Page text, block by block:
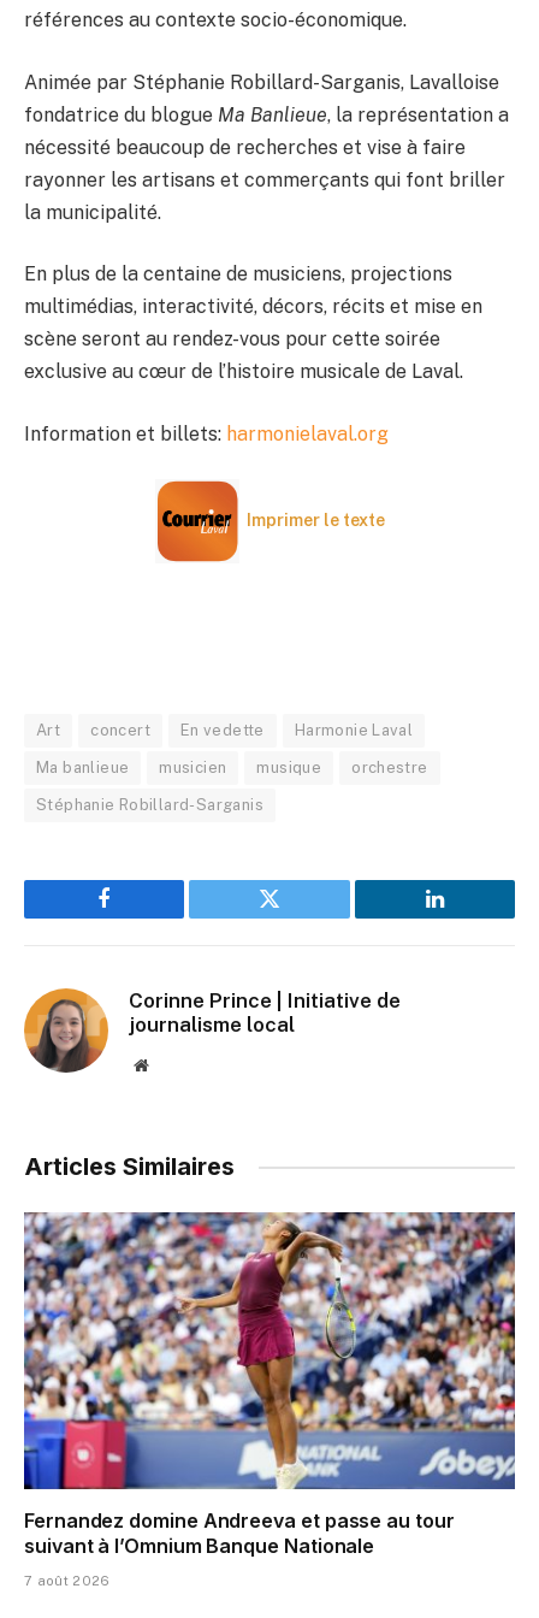
références au contexte socio-économique.
Animée par Stéphanie Robillard-Sarganis, Lavalloise
fondatrice du blogue Ma Banlieue, la représentation a
nécessité beaucoup de recherches et vise à faire
rayonner les artisans et commerçants qui font briller
la municipalité.
En plus de la centaine de musiciens, projections
multimédias, interactivité, décors, récits et mise en
scène seront au rendez-vous pour cette soirée
exclusive au cœur de l’histoire musicale de Laval.
Information et billets: harmonielaval.org
Imprimer le texte
Art concert En vedette Harmonie Laval
Ma banlieue musicien musique orchestre
Stéphanie Robillard-Sarganis
Facebook Twitter LinkedIn
Corinne Prince | Initiative de
journalisme local
Website
Articles Similaires
Fernandez domine Andreeva et passe au tour
suivant à l’Omnium Banque Nationale
7 août 2026